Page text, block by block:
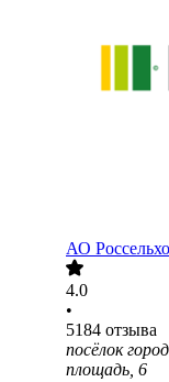
АО
4.0
•
5184 отзыва
посёлок
площадь, 6